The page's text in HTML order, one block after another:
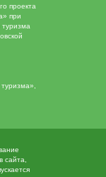
проекта
при
сайта,